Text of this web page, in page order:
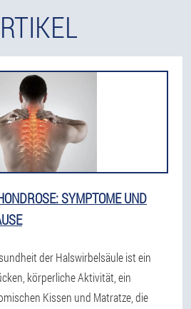
SYMPTOME UND
der Halswirbelsäule ist ein
körperliche Aktivität, ein
Kissen und Matratze, die